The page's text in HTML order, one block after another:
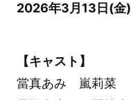
2026年3月13日(金)
【キャスト】
當真あみ 嵐莉菜